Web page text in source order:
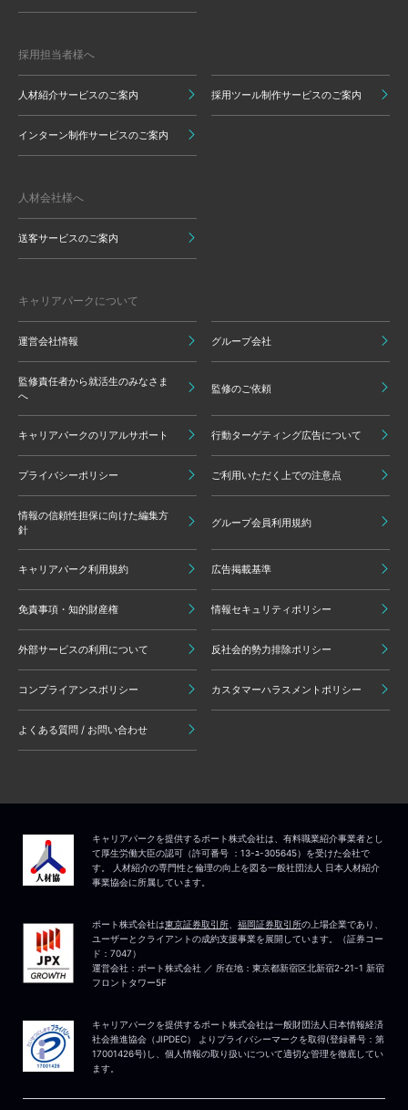
採用担当者様へ
人材紹介サービスのご案内 採用ツール制作サービスのご案内
インターン制作サービスのご案内
人材会社様へ
送客サービスのご案内
キャリアパークについて
運営会社情報 グループ会社
監修責任者から就活生のみなさま
へ
監修のご依頼
キャリアパークのリアルサポート 行動ターゲティング広告について
プライバシーポリシー ご利用いただく上での注意点
情報の信頼性担保に向けた編集方
針
グループ会員利用規約
キャリアパーク利用規約 広告掲載基準
免責事項・知的財産権 情報セキュリティポリシー
外部サービスの利用について 反社会的勢力排除ポリシー
コンプライアンスポリシー カスタマーハラスメントポリシー
よくある質問 / お問い合わせ